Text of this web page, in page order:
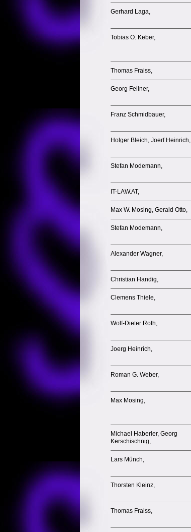
Gerhard Laga,
Tobias O. Keber,
Thomas Fraiss,
Georg Fellner,
Franz Schmidbauer,
Holger Bleich, Joerf Heinrich,
Stefan Modemann,
IT-LAW.AT,
Max W. Mosing, Gerald Otto,
Stefan Modemann,
Alexander Wagner,
Christian Handig,
Clemens Thiele,
Wolf-Dieter Roth,
Joerg Heinrich,
Roman G. Weber,
Max Mosing,
Michael Haberler, Georg
Kerschischnig,
Lars Münch,
Thorsten Kleinz,
Thomas Fraiss,